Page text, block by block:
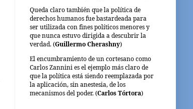
Queda claro también que la política de
derechos humanos fue bastardeada para
ser utilizada con fines políticos menores y
que nunca estuvo dirigida a descubrir la
verdad. (Guillermo Cherashny)
El encumbramiento de un cortesano como
Carlos Zannini es el ejemplo más claro de
que la política está siendo reemplazada por
la aplicación, sin anestesia, de los
mecanismos del poder. (Carlos Tórtora)